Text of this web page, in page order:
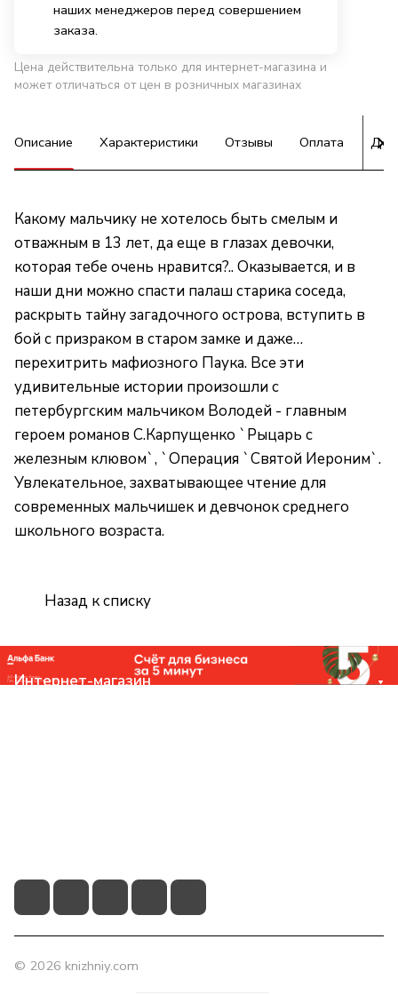
наших менеджеров перед совершением
заказа.
Цена действительна только для интернет-магазина и
может отличаться от цен в розничных магазинах
Описание Характеристики Отзывы Оплата
Какому мальчику не хотелось быть смелым и
отважным в 13 лет, да еще в глазах девочки,
которая тебе очень нравится?.. Оказывается, и в
наши дни можно спасти палаш старика соседа,
раскрыть тайну загадочного острова, вступить в
бой с призраком в старом замке и даже…
перехитрить мафиозного Паука. Все эти
удивительные истории произошли с
петербургским мальчиком Володей - главным
героем романов С.Карпущенко `Рыцарь с
железным клювом`, `Операция `Святой Иероним`.
Увлекательное, захватывающее чтение для
современных мальчишек и девчонок среднего
школьного возраста.
Назад к списку
Интернет-магазин
© 2026 knizhniy.com